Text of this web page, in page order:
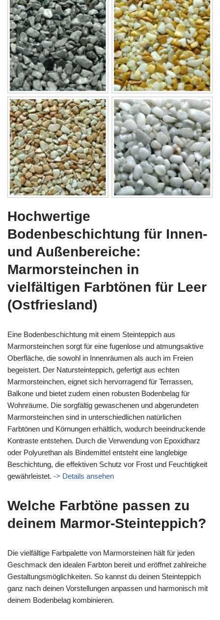
Hochwertige
Bodenbeschichtung für Innen-
und Außenbereiche:
Marmorsteinchen in
vielfältigen Farbtönen für Leer
(Ostfriesland)
Eine Bodenbeschichtung mit einem Steinteppich aus
Marmorsteinchen sorgt für eine fugenlose und atmungsaktive
Oberfläche, die sowohl in Innenräumen als auch im Freien
begeistert. Der Natursteinteppich, gefertigt aus echten
Marmorsteinchen, eignet sich hervorragend für Terrassen,
Balkone und bietet zudem einen robusten Bodenbelag für
Wohnräume. Die sorgfältig gewaschenen und abgerundeten
Marmorsteinchen sind in unterschiedlichen natürlichen
Farbtönen und Körnungen erhältlich, wodurch beeindruckende
Kontraste entstehen. Durch die Verwendung von Epoxidharz
oder Polyurethan als Bindemittel entsteht eine langlebige
Beschichtung, die effektiven Schutz vor Frost und Feuchtigkeit
gewährleistet. -> Details ansehen
Welche Farbtöne passen zu
deinem Marmor-Steinteppich?
Die vielfältige Farbpalette von Marmorsteinen hält für jeden
Geschmack den idealen Farbton bereit und eröffnet zahlreiche
Gestaltungsmöglichkeiten. So kannst du deinen Steinteppich
ganz nach deinen Vorstellungen anpassen und harmonisch mit
deinem Bodenbelag kombinieren.